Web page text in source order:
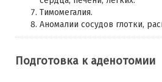
Тимомегалия.
Аномалии сосудов глотки,
Подготовка к аденотомии